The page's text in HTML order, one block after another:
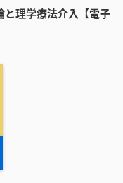
理学療法介入【電子